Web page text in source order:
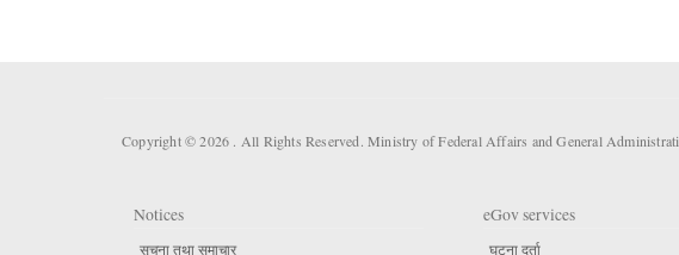
Copyright © 2026 . All Rights Reserved. Ministry of Federal Affairs and General
Notices
सूचना तथा समाचार
eGov services
घटना दर्ता